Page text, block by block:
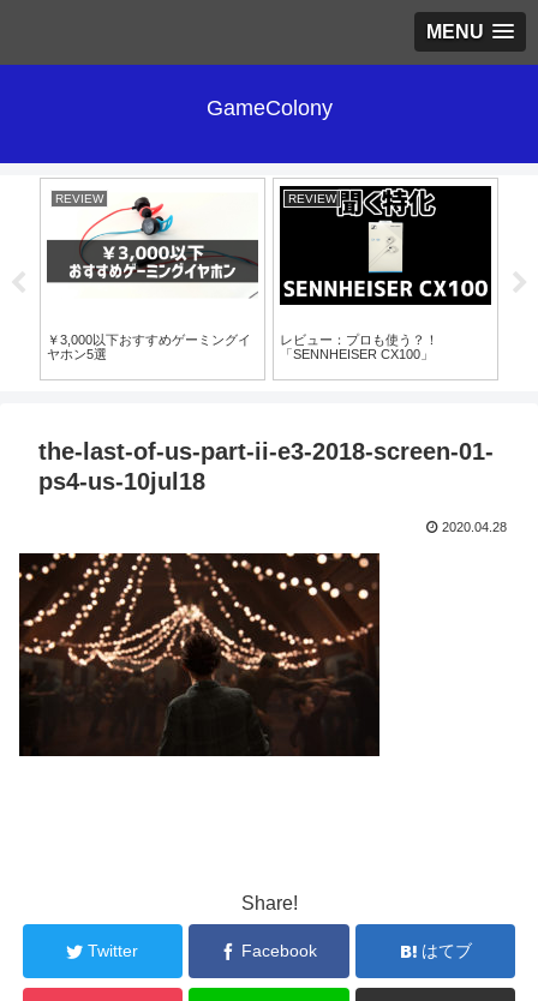
MENU
GameColony
REVIEW
￥3,000以下おすすめゲーミングイ
ヤホン5選
REVIEW
レビュー：プロも使う？！
「SENNHEISER CX100」
the-last-of-us-part-ii-e3-2018-screen-01-
ps4-us-10jul18
2020.04.28
Share!
Twitter Facebook はてブ